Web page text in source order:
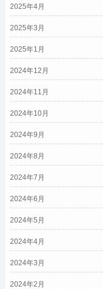
2025年4月
2025年3月
2025年1月
2024年12月
2024年11月
2024年10月
2024年9月
2024年8月
2024年7月
2024年6月
2024年5月
2024年4月
2024年3月
2024年2月